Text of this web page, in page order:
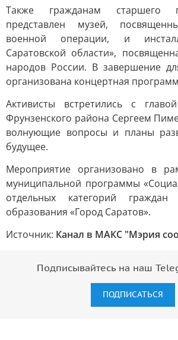
Также гражданам старшего
представлен музей,
военной операции, и
Саратовской области»,
народов России. В завершение
организована концертная
Активисты встретились с
Фрунзенского района Сергеем
волнующие вопросы и планы
будущее.
Мероприятие организовано в
муниципальной программы
отдельных категорий граждан
образования «Город Саратов».
Источник: Канал в МАКС "Мэрия
Подписывайтесь на наш
ПОДПИСАТЬСЯ